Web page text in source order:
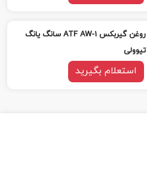
روغن گیربکس ATF AW-1 سانگ یانگ
تیوولی
استعلام بگیرید